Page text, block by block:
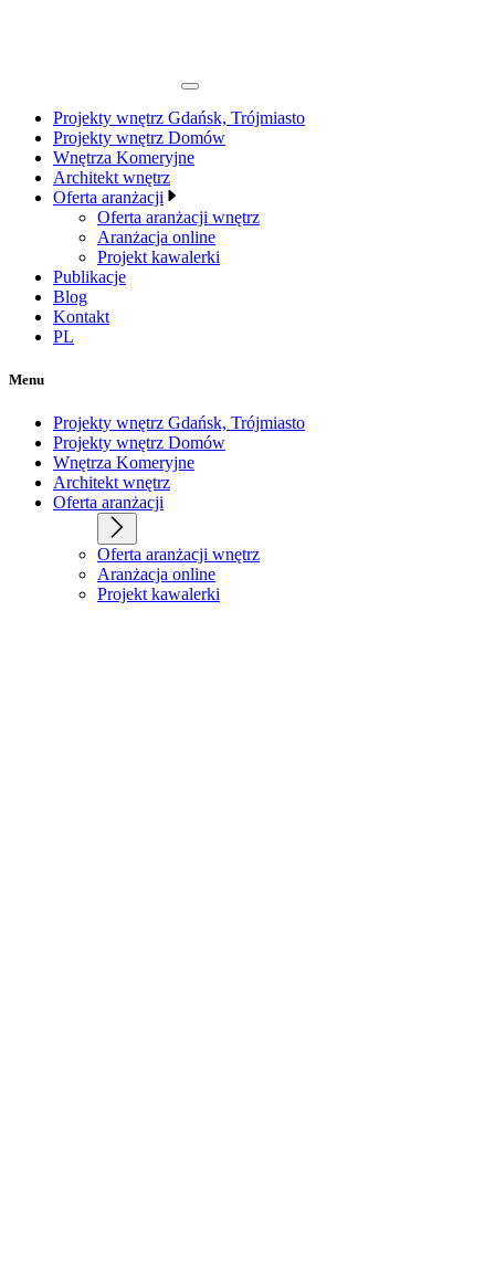
Projekty wnętrz Gdańsk, Trójmiasto
Projekty wnętrz Domów
Wnętrza Komeryjne
Architekt wnętrz
Oferta aranżacji
Oferta aranżacji wnętrz
Aranżacja online
Projekt kawalerki
Publikacje
Blog
Kontakt
PL
Menu
Projekty wnętrz Gdańsk, Trójmiasto
Projekty wnętrz Domów
Wnętrza Komeryjne
Architekt wnętrz
Oferta aranżacji
Oferta aranżacji wnętrz
Aranżacja online
Projekt kawalerki